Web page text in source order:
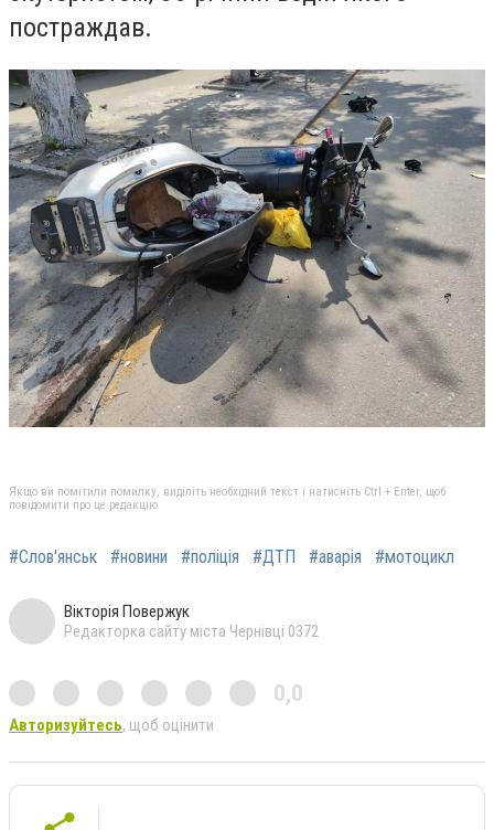
постраждав.
Якщо ви помітили помилку, виділіть необхідний текст і натисніть Ctrl + Enter, щоб
повідомити про це редакцію
#Слов'янськ #новини #поліція #ДТП #аварія #мотоцикл
Вікторія Повержук
Редакторка сайту міста Чернівці 0372
0,0
Авторизуйтесь, щоб оцінити